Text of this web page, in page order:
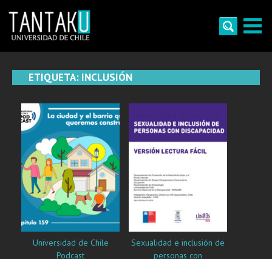
content
ETIQUETA: INCLUSIÓN
Universidad de Chile
Podcast
Sexualidad e inclusión de
personas con